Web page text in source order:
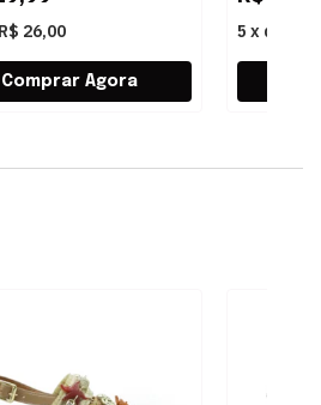
R$ 26,00 5 x de